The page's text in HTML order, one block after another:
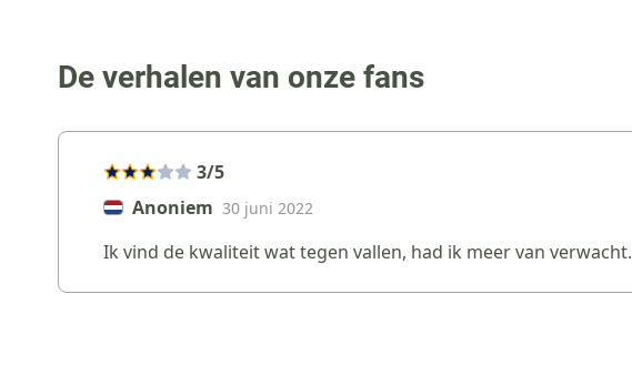
De verhalen van onze fans
3/5
Anoniem 30 juni 2022
Ik vind de kwaliteit wat tegen vallen, had ik meer van verwacht.